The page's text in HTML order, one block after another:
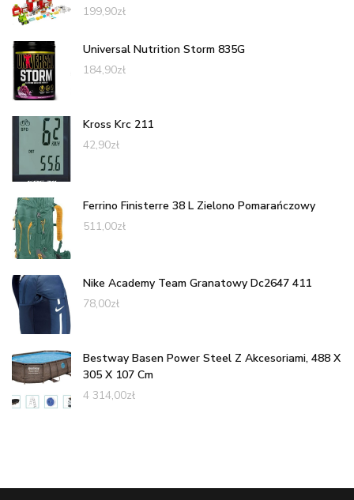
199,90zł
Universal Nutrition Storm 835G
184,90zł
Kross Krc 211
42,90zł
Ferrino Finisterre 38 L Zielono Pomarańczowy
511,00zł
Nike Academy Team Granatowy Dc2647 411
78,00zł
Bestway Basen Power Steel Z Akcesoriami, 488 X
305 X 107 Cm
4 314,00zł